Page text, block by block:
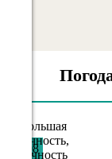
08.08